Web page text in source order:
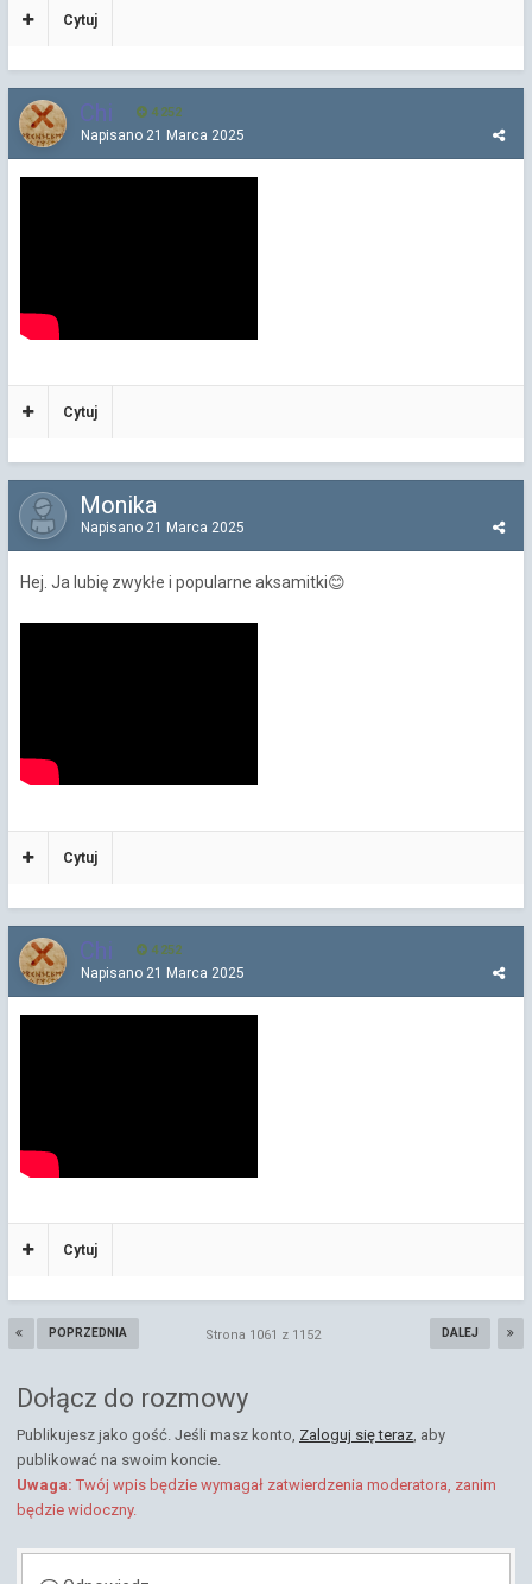
Cytuj
Chi 4 252
Napisano 21 Marca 2025
Cytuj
Monika
Napisano 21 Marca 2025
Hej. Ja lubię zwykłe i popularne aksamitki😊
Cytuj
Chi 4 252
Napisano 21 Marca 2025
Cytuj
POPRZEDNIA DALEJ
Strona 1061 z 1152
Dołącz do rozmowy
Publikujesz jako gość. Jeśli masz konto, Zaloguj się teraz , aby
publikować na swoim koncie.
Uwaga: Twój wpis będzie wymagał zatwierdzenia moderatora, zanim
będzie widoczny.